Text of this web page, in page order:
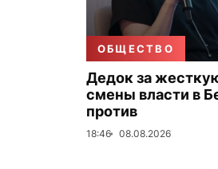
ОБЩЕСТВО
Дедок за
смены власти в
против
18:46 08.08.2026